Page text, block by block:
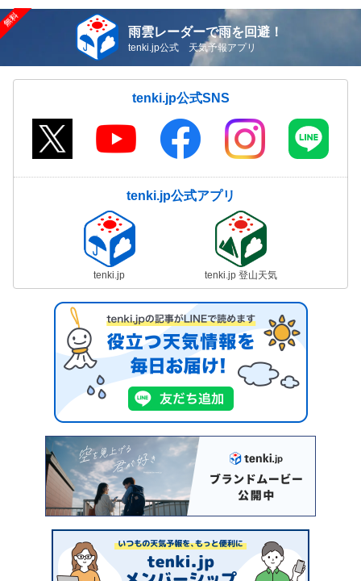
雨雲レーダーで雨を回避！
tenki.jp公式 天気予報アプリ
tenki.jp公式SNS
tenki.jp公式アプリ
tenki.jp tenki.jp 登山天気